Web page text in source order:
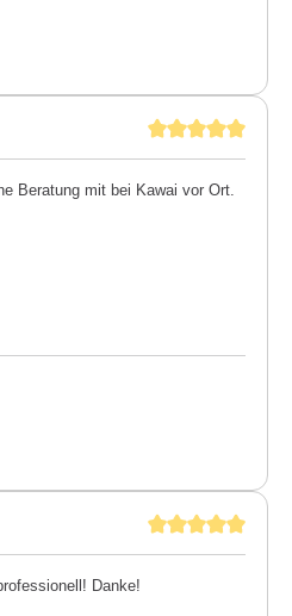
Beratung mit bei Kawai vor Ort.
Danke!